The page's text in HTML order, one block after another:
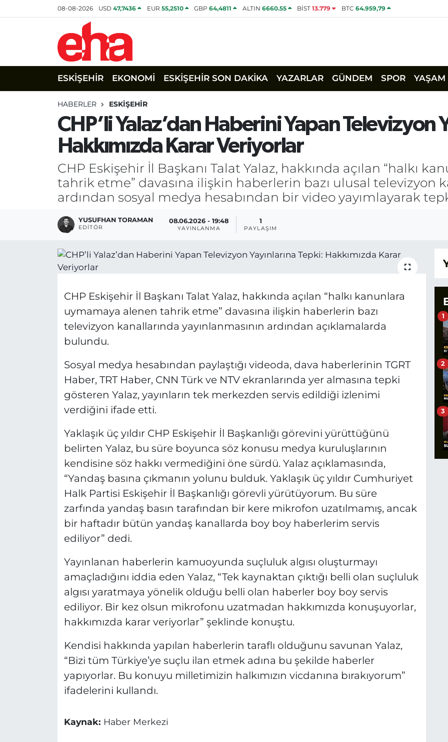
08-08-2026 USD47,7436 EUR 55,2510 GBP64,4811 ALTIN 6660.55 BİST13.779 BTC 64.959,79
ESKİŞEHİR EKONOMİ ESKİŞEHİR SON DAKİKA YAZARLAR GÜNDEM SPOR YAŞAM
HABERLER ESKİŞEHİR
CHP’li Yalaz’dan Haberini Yapan Televizyon
Hakkımızda Karar Veriyorlar
CHP Eskişehir İl Başkanı Talat Yalaz, hakkında açılan “halkı
tahrik etme” davasına ilişkin haberlerin bazı ulusal televizyon
ardından sosyal medya hesabından bir video yayımlayarak
YUSUFHAN TORAMAN
EDITÖR
08.06.2026 - 19:48
YAYINLANMA
1
PAYLAŞIM
CHP Eskişehir İl Başkanı Talat Yalaz, hakkında açılan “halkı kanunlara
uymamaya alenen tahrik etme” davasına ilişkin haberlerin bazı
televizyon kanallarında yayınlanmasının ardından açıklamalarda
bulundu.
Sosyal medya hesabından paylaştığı videoda, dava haberlerinin TGRT
Haber, TRT Haber, CNN Türk ve NTV ekranlarında yer almasına tepki
gösteren Yalaz, yayınların tek merkezden servis edildiği izlenimi
verdiğini ifade etti.
Yaklaşık üç yıldır CHP Eskişehir İl Başkanlığı görevini yürüttüğünü
belirten Yalaz, bu süre boyunca söz konusu medya kuruluşlarının
kendisine söz hakkı vermediğini öne sürdü. Yalaz açıklamasında,
“Yandaş basına çıkmanın yolunu bulduk. Yaklaşık üç yıldır Cumhuriyet
Halk Partisi Eskişehir İl Başkanlığı görevli yürütüyorum. Bu süre
zarfında yandaş basın tarafından bir kere mikrofon uzatılmamış, ancak
bir haftadır bütün yandaş kanallarda boy boy haberlerim servis
ediliyor” dedi.
Yayınlanan haberlerin kamuoyunda suçluluk algısı oluşturmayı
amaçladığını iddia eden Yalaz, “Tek kaynaktan çıktığı belli olan suçluluk
algısı yaratmaya yönelik olduğu belli olan haberler boy boy servis
ediliyor. Bir kez olsun mikrofonu uzatmadan hakkımızda konuşuyorlar,
hakkımızda karar veriyorlar” şeklinde konuştu.
Kendisi hakkında yapılan haberlerin taraflı olduğunu savunan Yalaz,
“Bizi tüm Türkiye’ye suçlu ilan etmek adına bu şekilde haberler
yapıyorlar. Bu konuyu milletimizin halkımızın vicdanına bırakıyorum”
ifadelerini kullandı.
Kaynak: Haber Merkezi
1
2
3